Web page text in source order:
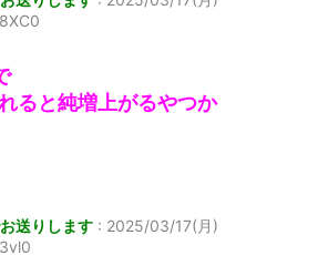
ると純増上がるやつか
送りします : 2025/03/17(月)